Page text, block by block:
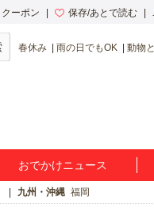
ーポン 保存/あとで読む
春休み 雨の日でもOK 動物
おでかけニュース
九州・沖縄 福岡